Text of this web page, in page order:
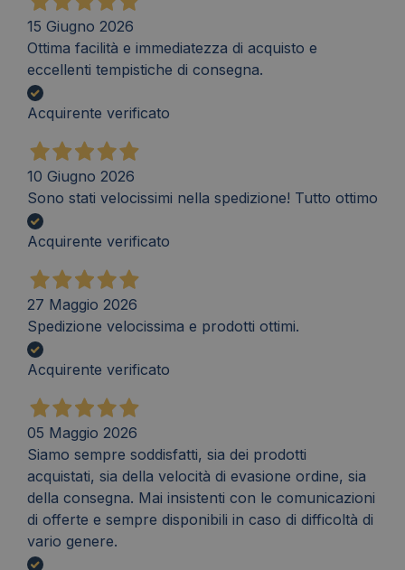
15 Giugno 2026
Ottima facilità e immediatezza di acquisto e
eccellenti tempistiche di consegna.
Acquirente verificato
10 Giugno 2026
Sono stati velocissimi nella spedizione! Tutto ottimo
Acquirente verificato
27 Maggio 2026
Spedizione velocissima e prodotti ottimi.
Acquirente verificato
05 Maggio 2026
Siamo sempre soddisfatti, sia dei prodotti
acquistati, sia della velocità di evasione ordine, sia
della consegna. Mai insistenti con le comunicazioni
di offerte e sempre disponibili in caso di difficoltà di
vario genere.